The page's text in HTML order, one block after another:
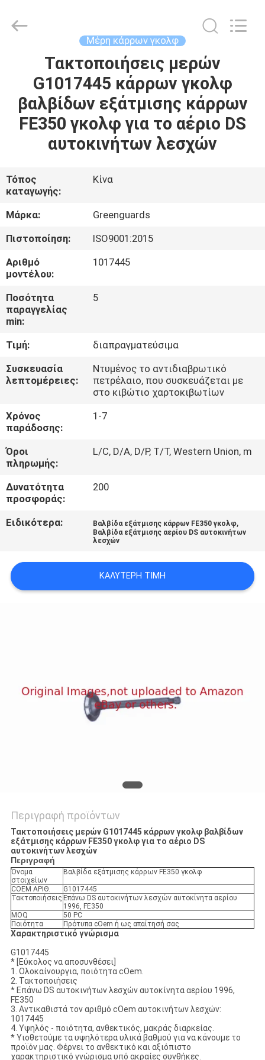
ΠΡΟΪΌΝΤΑ
ΠΕΡΊΠΟΥ
ΓΎΡΟΣ
ΕΡΓΟΣΤΑΣΊΩΝ
ΠΟΙΟΤΙΚΌΣ
ΈΛΕΓΧΟΣ
ΜΑΣ
ΣΕ
ΕΠΑΦΉ
ΕΙΔΉΣΕΙΣ
ΖΗΤΉΣΤΕ
ΈΝΑ
ΑΠΌΣΠΑΣΜΑ
PRIVACY
Trading
Μέρη κάρρων γκολφ
Τακτοποιήσεις μερών
G1017445 κάρρων γκολφ
βαλβίδων εξάτμισης κάρρων
FE350 γκολφ για το αέριο DS
αυτοκινήτων λεσχών
Τόπος
καταγωγής:
Κίνα
Μάρκα:
Greenguards
Πιστοποίηση:
ISO9001:2015
Αριθμό
μοντέλου:
1017445
Ποσότητα
παραγγελίας
min:
5
Τιμή:
διαπραγματεύσιμα
Συσκευασία
λεπτομέρειες:
Ντυμένος το αντιδιαβρωτικό
πετρέλαιο, που συσκευάζεται με
στο κιβώτιο χαρτοκιβωτίων
Χρόνος
παράδοσης:
1-7
Όροι
πληρωμής:
L/C, D/A, D/P, T/T, Western Union, m
Δυνατότητα
προσφοράς:
200
Ειδικότερα: Βαλβίδα εξάτμισης κάρρων FE350 γκολφ,
Βαλβίδα εξάτμισης αερίου DS αυτοκινήτων
λεσχών
ΚΑΛΎΤΕΡΗ ΤΙΜΉ
Περιγραφή προϊόντων
Τακτοποιήσεις μερών G1017445 κάρρων γκολφ βαλβίδων
εξάτμισης κάρρων FE350 γκολφ για το αέριο DS
αυτοκινήτων λεσχών
Περιγραφή
Όνομα
στοιχείων
Βαλβίδα εξάτμισης κάρρων FE350 γκολφ
COEM ΑΡΙΘ.
G1017445
Τακτοποιήσεις Επάνω DS αυτοκινήτων λεσχών αυτοκίνητα αερίου
1996, FE350
MOQ
50 PC
Ποιότητα
Πρότυπα cOem ή ως απαίτησή σας
Χαρακτηριστικό γνώρισμα
G1017445
* [Εύκολος να αποσυνθέσει]
1. Ολοκαίνουργια, ποιότητα cOem.
2. Τακτοποιήσεις
* Επάνω DS αυτοκινήτων λεσχών αυτοκίνητα αερίου 1996,
FE350
3. Αντικαθιστά τον αριθμό cOem αυτοκινήτων λεσχών:
1017445
4. Υψηλός - ποιότητα, ανθεκτικός, μακράς διαρκείας.
* Υιοθετούμε τα υψηλότερα υλικά βαθμού για να κάνουμε το
προϊόν μας. Φέρνει το ανθεκτικό και αξιόπιστο
χαρακτηριστικό γνώρισμα υπό ακραίες συνθήκες.